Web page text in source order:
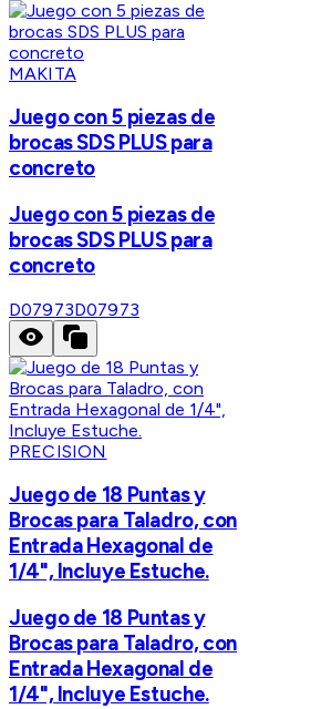
MAKITA
Juego con 5 piezas de
brocas SDS PLUS para
concreto
Juego con 5 piezas de
brocas SDS PLUS para
concreto
D07973D07973
PRECISION
Juego de 18 Puntas y
Brocas para Taladro, con
Entrada Hexagonal de
1/4", Incluye Estuche.
Juego de 18 Puntas y
Brocas para Taladro, con
Entrada Hexagonal de
1/4", Incluye Estuche.